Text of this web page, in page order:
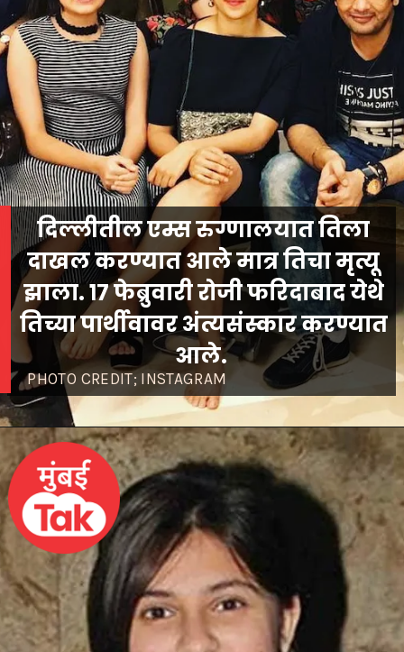
PHOTO CREDIT; INSTAGRAM
दिल्लीतील एम्स रुग्णालयात तिला
दाखल करण्यात आले मात्र तिचा मृत्यू
झाला. १७ फेब्रुवारी रोजी फरिदाबाद येथे
तिच्या पार्थीवावर अंत्यसंस्कार करण्यात
आले.